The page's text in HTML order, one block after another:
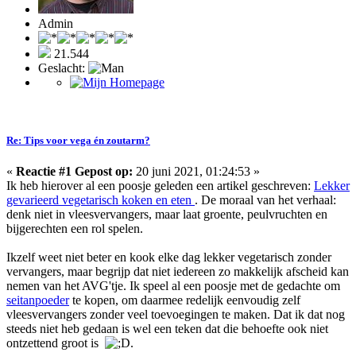
Admin
21.544
Geslacht:
Re: Tips voor vega én zoutarm?
« Reactie #1 Gepost op: 20 juni 2021, 01:24:53 »
Ik heb hierover al een poosje geleden een artikel geschreven: Lekker
gevarieerd vegetarisch koken en eten . De moraal van het verhaal:
denk niet in vleesvervangers, maar laat groente, peulvruchten en
bijgerechten een rol spelen.
Ikzelf weet niet beter en kook elke dag lekker vegetarisch zonder
vervangers, maar begrijp dat niet iedereen zo makkelijk afscheid kan
nemen van het AVG'tje. Ik speel al een poosje met de gedachte om
seitanpoederte kopen, om daarmee redelijk eenvoudig zelf
vleesvervangers zonder veel toevoegingen te maken. Dat ik dat nog
steeds niet heb gedaan is wel een teken dat die behoefte ook niet
ontzettend groot is
.